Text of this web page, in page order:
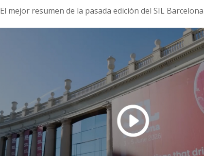
El mejor resumen de la pasada edición del SIL